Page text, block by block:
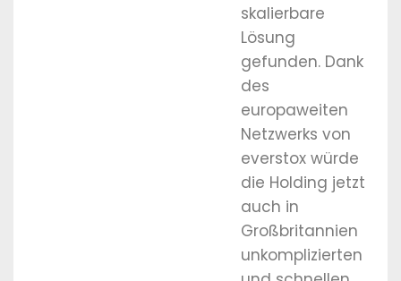
skalierbare
Lösung
gefunden. Dank
des
europaweiten
Netzwerks von
everstox würde
die Holding jetzt
auch in
Großbritannien
unkomplizierten